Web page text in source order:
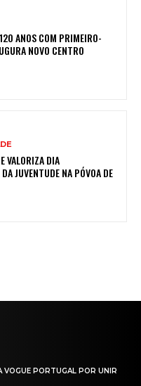
ANOS COM PRIMEIRO-
NOVO CENTRO
VALORIZA DIA
JUVENTUDE NA PÓVOA DE
VOGUE PORTUGAL POR UNIR